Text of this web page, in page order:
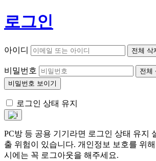
로그인
아이디 전체 삭
비밀번호
전체
비밀번호 보이기
로그인 상태 유지
PC방 등 공용 기기라면 로그인 상태 유지
출 위험이 있습니다. 개인정보 보호를 위
시에는 꼭 로그아웃을 해주세요.